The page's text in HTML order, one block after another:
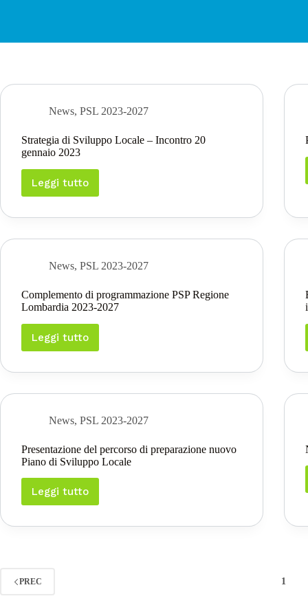
News, PSL 2023-2027
Strategia di Sviluppo Locale – Incontro 20
gennaio 2023
Leggi tutto
Strategia
di
–
20
gennaio
News, PSL 2023-2027
Complemento di programmazione PSP Regione
Lombardia 2023-2027
Leggi tuttoComplemento
di
Regione
2023-
2027
News, PSL 2023-2027
Presentazione del percorso di preparazione nuovo
Piano di Sviluppo Locale
Leggi tuttoPresentazione
del
PREC 1